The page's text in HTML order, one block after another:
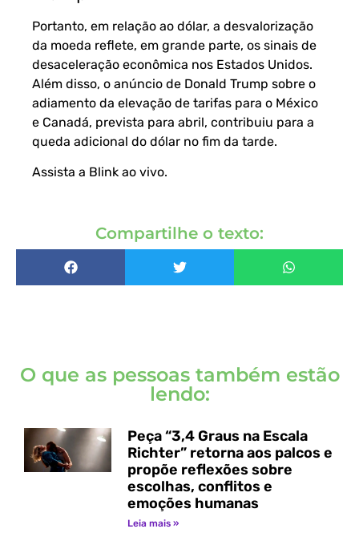
Portanto, em relação ao dólar, a desvalorização
da moeda reflete, em grande parte, os sinais de
desaceleração econômica nos Estados Unidos.
Além disso, o anúncio de Donald Trump sobre o
adiamento da elevação de tarifas para o México
e Canadá, prevista para abril, contribuiu para a
queda adicional do dólar no fim da tarde.
Assista a Blink ao vivo.
Compartilhe o texto:
O que as pessoas também estão
lendo:
Peça “3,4 Graus na Escala
Richter” retorna aos palcos e
propõe reflexões sobre
escolhas, conflitos e
emoções humanas
Leia mais »